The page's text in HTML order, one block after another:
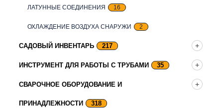
ЛАТУННЫЕ СОЕДИНЕНИЯ 16
ОХЛАЖДЕНИЕ ВОЗДУХА СНАРУЖИ 2
САДОВЫЙ ИНВЕНТАРЬ 217
ИНСТРУМЕНТ ДЛЯ РАБОТЫ С ТРУБАМИ 35
СВАРОЧНОЕ ОБОРУДОВАНИЕ И
ПРИНАДЛЕЖНОСТИ 318